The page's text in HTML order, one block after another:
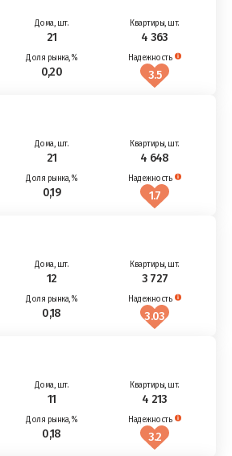
21 4 363
0,20 3.5
21 4 648
0,19 1.7
12 3 727
0,18 3.03
11 4 213
0,18 3.2